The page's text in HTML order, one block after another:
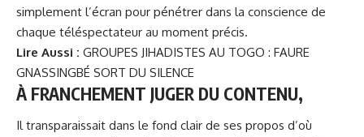
simplement l’écran pour pénétrer dans la conscience de
chaque téléspectateur au moment précis.
Lire Aussi : GROUPES JIHADISTES AU TOGO : FAURE
GNASSINGBÉ SORT DU SILENCE
À FRANCHEMENT JUGER DU CONTENU,
Il transparaissait dans le fond clair de ses propos d’où